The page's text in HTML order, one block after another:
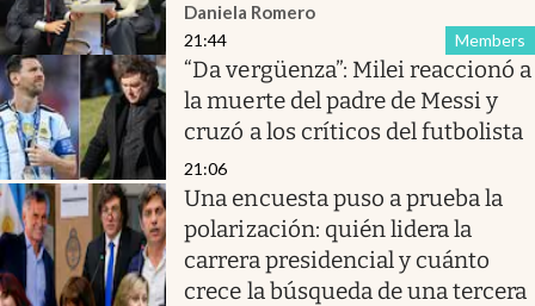
Daniela Romero
Members
21:44
“Da vergüenza”: Milei reaccionó a
la muerte del padre de Messi y
cruzó a los críticos del futbolista
21:06
Una encuesta puso a prueba la
polarización: quién lidera la
carrera presidencial y cuánto
crece la búsqueda de una tercera